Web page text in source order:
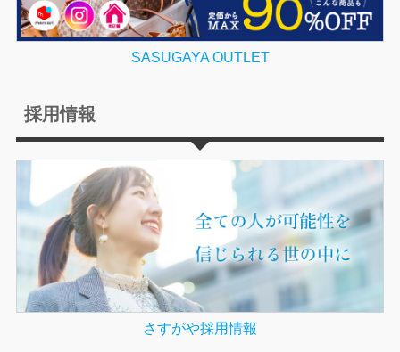
SASUGAYA OUTLET
採用情報
さすがや採用情報